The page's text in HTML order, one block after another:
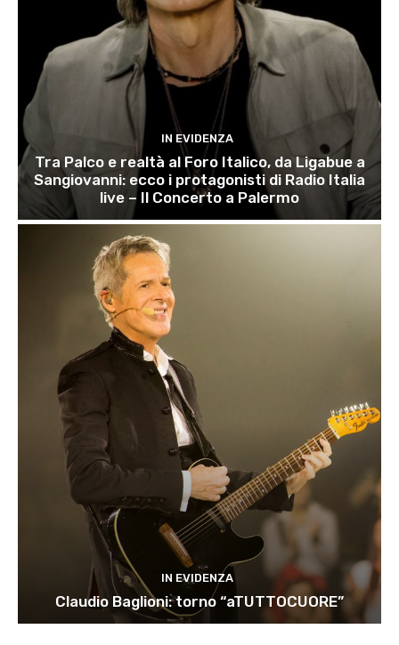
IN EVIDENZA
Tra Palco e realtà al Foro Italico, da Ligabue a
Sangiovanni: ecco i protagonisti di Radio Italia
live – Il Concerto a Palermo
IN EVIDENZA
Claudio Baglioni: torno “aTUTTOCUORE”